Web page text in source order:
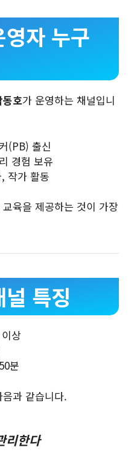
자 누구
동호가 운영하는 채널입니
(PB) 출신
경험 보유
작가 활동
육을 제공하는 것이 가장
특징
상
분
과 같습니다.
리한다